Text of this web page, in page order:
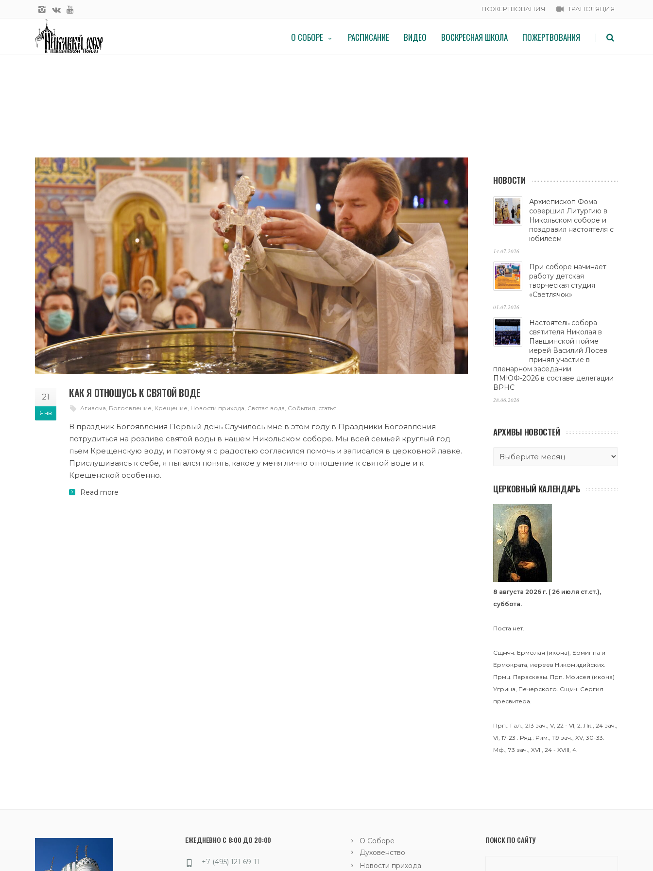
ТРАНСЛЯЦИЯ
ПОЖЕРТВОВАНИЯ
О СОБОРЕ РАСПИСАНИЕ ВИДЕО ВОСКРЕСНАЯ ШКОЛА ПОЖЕРТВОВАНИЯ |
21
Янв
КАК Я ОТНОШУСЬ К СВЯТОЙ ВОДЕ
Агиасма Богоявление Крещение Новости прихода Святая вода События статья
В праздник Богоявления Первый день Случилось мне в этом году в Праздники Богоявления
потрудиться на розливе святой воды в нашем Никольском соборе. Мы всей семьей круглый год
пьем Крещенскую воду, и поэтому я с радостью согласился помочь и записался в церковной лавке.
Прислушиваясь к себе, я пытался понять, какое у меня лично отношение к святой воде и к
Крещенской особенно.
Read more
НОВОСТИ
Архиепископ Фома
совершил Литургию в
Никольском соборе и
поздравил настоятеля с
юбилеем
14.07.2026
При соборе начинает
работу детская
творческая студия
«Светлячок»
01.07.2026
Настоятель собора
святителя Николая в
Павшинской пойме
иерей Василий Лосев
принял участие в
пленарном заседании
ПМЮФ-2026 в составе делегации
ВРНС
28.06.2026
АРХИВЫ НОВОСТЕЙ
ЦЕРКОВНЫЙ КАЛЕНДАРЬ
8 августа 2026 г. ( 26 июля ст.ст.),
суббота.
Поста нет.
Сщмчч. Ермолая (икона), Ермиппа и
Ермократа, иереев Никомидийских.
Прмц. Параскевы. Прп. Моисея (икона)
Угрина, Печерского. Сщмч. Сергия
пресвитера.
Прп.: Гал., 213 зач., V, 22 - VI, 2. Лк., 24 зач.,
VI, 17-23 . Ряд.: Рим., 119 зач., XV, 30-33.
Мф., 73 зач., XVII, 24 - XVIII, 4.
ЕЖЕДНЕВНО С 8:00 ДО 20:00
+7 (495) 121-69-11
О Соборе
Духовенство
Новости прихода
ПОИСК ПО САЙТУ